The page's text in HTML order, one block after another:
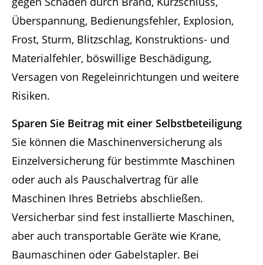
Überspannung, Bedienungsfehler, Explosion,
Frost, Sturm, Blitzschlag, Konstruktions- und
Materialfehler, böswillige Beschädigung,
Versagen von Regeleinrichtungen und weitere
Risiken.
Sparen Sie Beitrag mit einer Selbstbeteiligung
Sie können die Maschinenversicherung als
Einzelversicherung für bestimmte Maschinen
oder auch als Pauschalvertrag für alle
Maschinen Ihres Betriebs abschließen.
Versicherbar sind fest installierte Maschinen,
aber auch transportable Geräte wie Krane,
Baumaschinen oder Gabelstapler. Bei